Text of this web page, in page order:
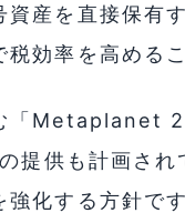
産を直接保有
効率を高める
「Metaplanet
提供も計画され
化する方針です